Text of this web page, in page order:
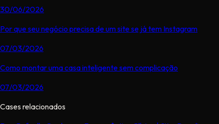
30/06/2026
Por que seu negócio precisa de um site se já tem Instagram
07/03/2026
Como montar uma casa inteligente sem complicação
07/03/2026
Cases relacionados